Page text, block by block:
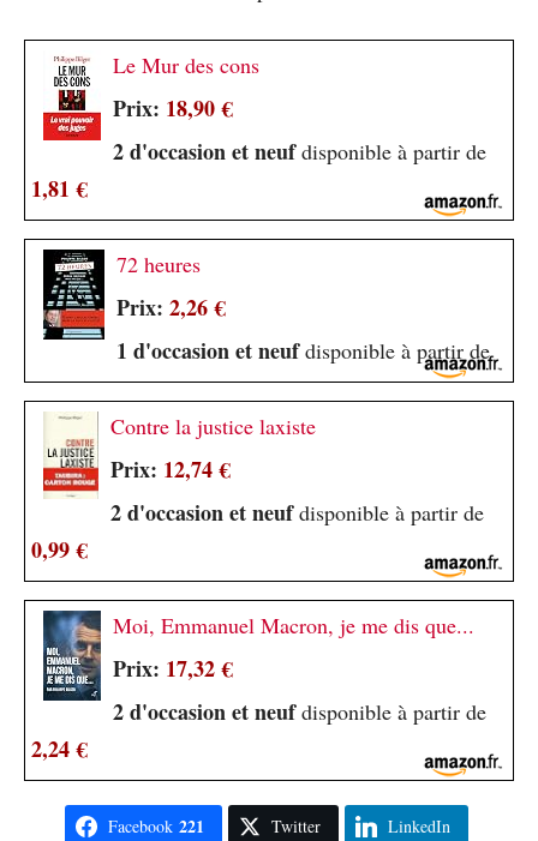
Le Mur des cons
Prix: 18,90 €
2 d'occasion et neufdisponible à partir de
1,81 €
72 heures
Prix: 2,26 €
1 d'occasion et neufdisponible à partir de
Contre la justice laxiste
Prix: 12,74 €
2 d'occasion et neufdisponible à partir de
0,99 €
Moi, Emmanuel Macron, je me dis que...
Prix: 17,32 €
2 d'occasion et neufdisponible à partir de
2,24 €
Facebook 221 Twitter LinkedIn